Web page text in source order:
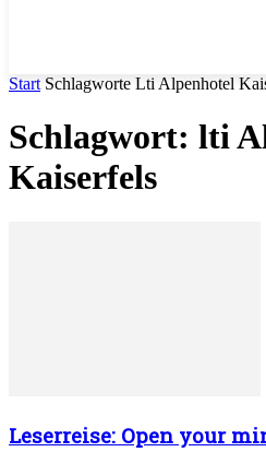
Start Schlagworte Lti Alpenhotel
Schlagwort: lti
Kaiserfels
Leserreise: Open your